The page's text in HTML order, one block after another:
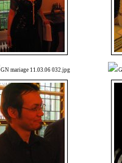
GN mariage 11.03.06 032.jpg